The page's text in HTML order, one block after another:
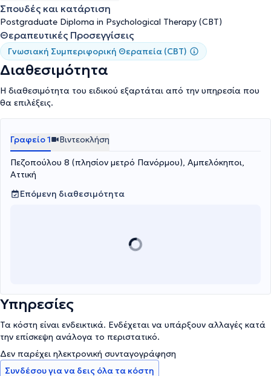
διαταραχές προσωπικότητας). Έχει εργαστεί με άτομα και
ομάδες που έχουν διάφορες δυσκολίες όπως: προβλήματα
σωματικής υγείας και αναπηρίες, προβλήματα ψυχικής υγείας,
προβλήματα κατάχρησης ουσιών, γνωστικές διαταραχές,
μαθησιακές δυσκολίες. Συνεχίζει να παρακολουθεί πλήθος
επιστημονικών σεμιναρίων, συνεδρίων και εκπαιδεύσεων στα
πλαίσια της συνεχούς επαγγελματικής εξέλιξης. Είναι μέλος της
Ευρωπαϊκής Εταιρείας Συμπεριφορικών και Γνωσιακών
Θεραπειών (EABCT), της Ελληνικής Εταιρείας Γνωσιακών
Σπουδές και κατάρτιση
Postgraduate Diploma in Psychological Therapy (CBT)
Θεραπευτικές Προσεγγίσεις
Γνωσιακή Συμπεριφορική Θεραπεία (CBT)
Διαθεσιμότητα
Η διαθεσιμότητα του ειδικού εξαρτάται από την υπηρεσία που
θα επιλέξεις.
Γραφείο 1 Βιντεοκλήση
Πεζοπούλου 8 (πλησίον μετρό Πανόρμου), Αμπελόκηποι,
Αττική
Επόμενη διαθεσιμότητα
Υπηρεσίες
Τα κόστη είναι ενδεικτικά. Ενδέχεται να υπάρξουν αλλαγές κατά
την επίσκεψη ανάλογα το περιστατικό.
Δεν παρέχει ηλεκτρονική συνταγογράφηση
Συνδέσου για να δεις όλα τα κόστη